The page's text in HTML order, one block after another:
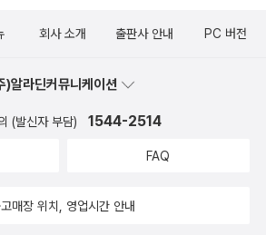
’이 아닌 ‘문학’을 하거나 ‘노래’가 아닌
학교폭력 가해자’를 왜 나무라는가? ‘숨긴 학
판(이재영·이다영)에서 끌어내리고, 놀이판
좀 끌려내려와야겠다. 《돌아올 곳 없는 사
아닌 ‘이야기’여야 할 노릇이다. “목소리를
회사 소개 출판사 안내 PC 버전
)알라딘커뮤니케이션
(발신자 부담) 1544-2514
FAQ
매장 위치, 영업시간 안내